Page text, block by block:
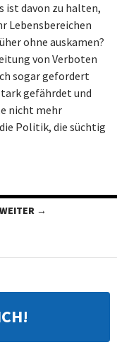
ist davon zu halten,
Lebensbereichen
ohne auskamen?
von Verboten
sogar gefordert
gefährdet und
nicht mehr
Politik, die süchtig
WEITER →